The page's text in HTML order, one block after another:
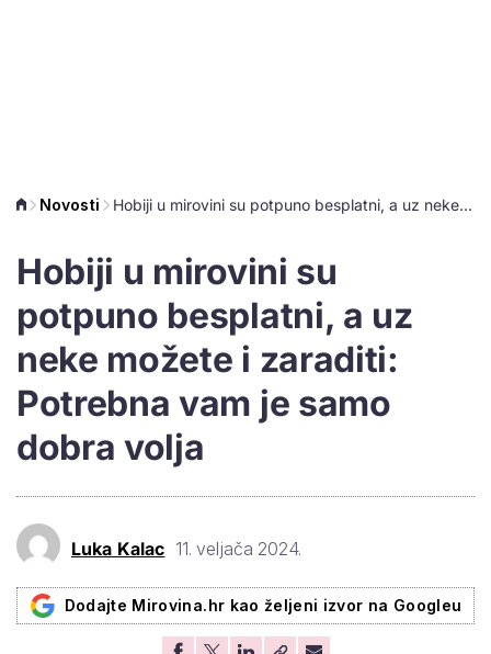
Novosti Hobiji u mirovini su potpuno besplatni, a uz neke možete i zaraditi: Potrebna vam je samo dobra volja
Hobiji u mirovini su
potpuno besplatni, a uz
neke možete i zaraditi:
Potrebna vam je samo
dobra volja
Luka Kalac 11. veljača 2024.
Dodajte Mirovina.hr kao željeni izvor na Googleu